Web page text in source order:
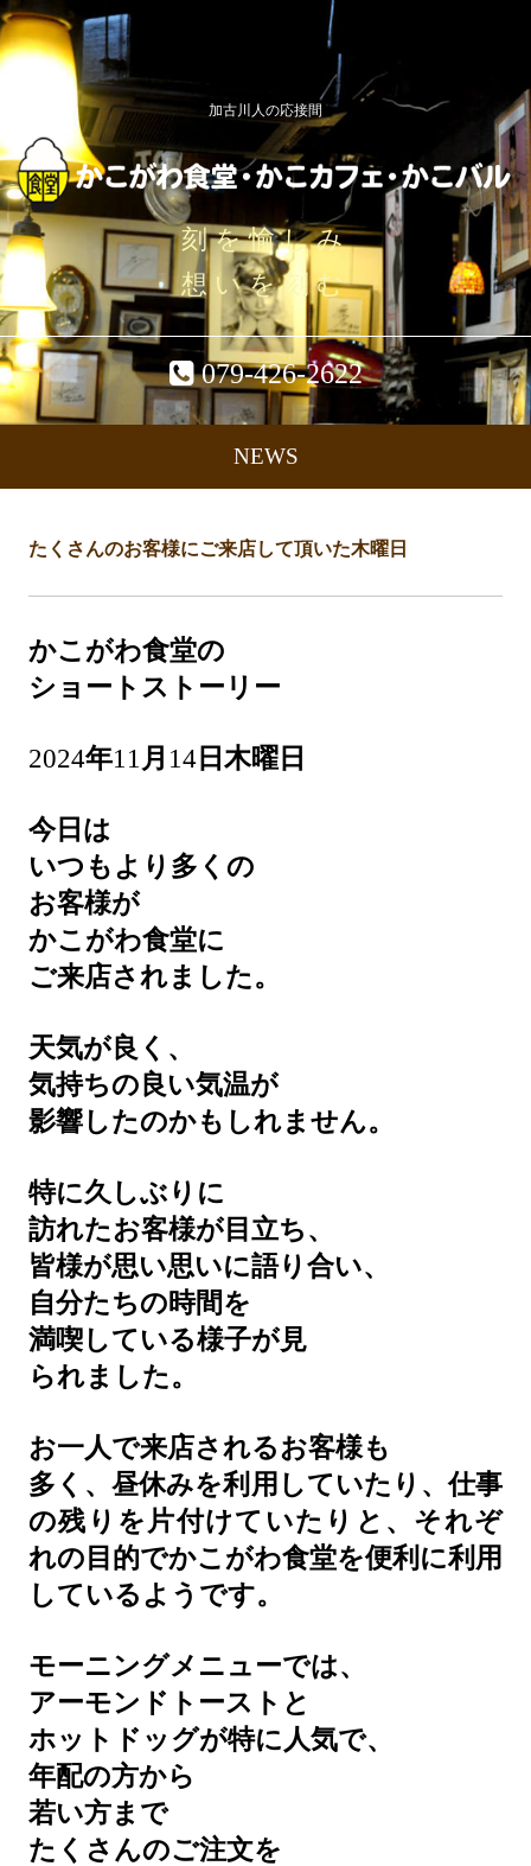
加古川人の応接間
刻を愉しみ
想いを刻む
079-426-2622
NEWS
たくさんのお客様にご来店して頂いた木曜日
かこがわ食堂の
ショートストーリー
2024年11 月 14 日木曜日
今日は
いつもより多くの
お客様が
かこがわ食堂に
ご来店されました。
天気が良く、
気持ちの良い気温が
影響したのかもしれません。
特に久しぶりに
訪れたお客様が目立ち、
皆様が思い思いに語り合い、
自分たちの時間を
満喫している様子が見
られました。
お一人で来店されるお客様も
多く、昼休みを利用していたり、仕事
の残りを片付けていたりと、それぞ
れの目的でかこがわ食堂を便利に利用
しているようです。
モーニングメニューでは、
アーモンドトーストと
ホットドッグが特に人気で、
年配の方から
若い方まで
たくさんのご注文を